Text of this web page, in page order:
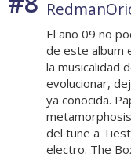
El año 09 no
de este album
la musicalidad
evolucionar,
ya conocida.
del tune a
electro. The